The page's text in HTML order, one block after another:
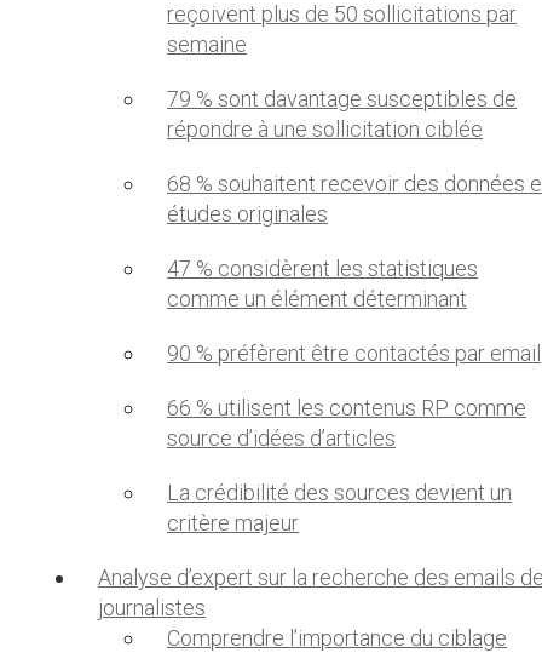
reçoivent plus de 50 sollicitations par
semaine
79 % sont davantage susceptibles de
répondre à une sollicitation ciblée
68 % souhaitent recevoir des données
études originales
47 % considèrent les statistiques
comme un élément déterminant
90 % préfèrent être contactés par email
66 % utilisent les contenus RP comme
source d’idées d’articles
La crédibilité des sources devient un
critère majeur
Analyse d’expert sur la recherche des emails
journalistes
Comprendre l’importance du ciblage